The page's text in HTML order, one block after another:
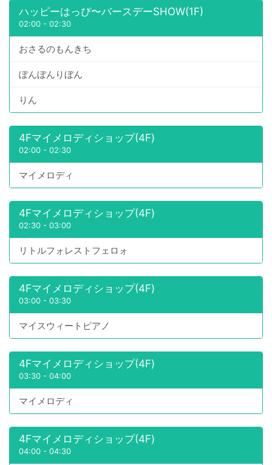
ハッピーはっぴ〜バースデーSHOW(1F)
02:00 - 02:30
おさるのもんきち
ぼんぼんりぼん
りん
4Fマイメロディショップ(4F)
02:00 - 02:30
マイメロディ
4Fマイメロディショップ(4F)
02:30 - 03:00
リトルフォレストフェロォ
4Fマイメロディショップ(4F)
03:00 - 03:30
マイスウィートピアノ
4Fマイメロディショップ(4F)
03:30 - 04:00
マイメロディ
4Fマイメロディショップ(4F)
04:00 - 04:30